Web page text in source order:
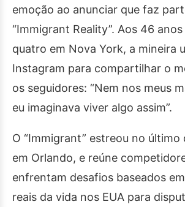
emoção ao anunciar que faz
“Immigrant Reality”. Aos 46
quatro em Nova York, a mineira
Instagram para compartilhar o
os seguidores: “Nem nos meus
eu imaginava viver algo assim”.
O “Immigrant” estreou no último
em Orlando, e reúne
enfrentam desafios baseados
reais da vida nos EUA para